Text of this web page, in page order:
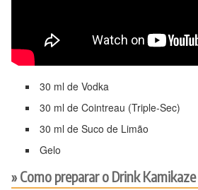
30 ml de Vodka
30 ml de Cointreau (Triple-Sec)
30 ml de Suco de Limão
Gelo
Como preparar o Drink Kamikaze